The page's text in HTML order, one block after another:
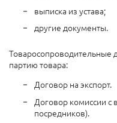
выписка из устава;
другие документы.
Товаросопроводительные
партию товара:
Договор на экспорт.
Договор комиссии с
посредников).